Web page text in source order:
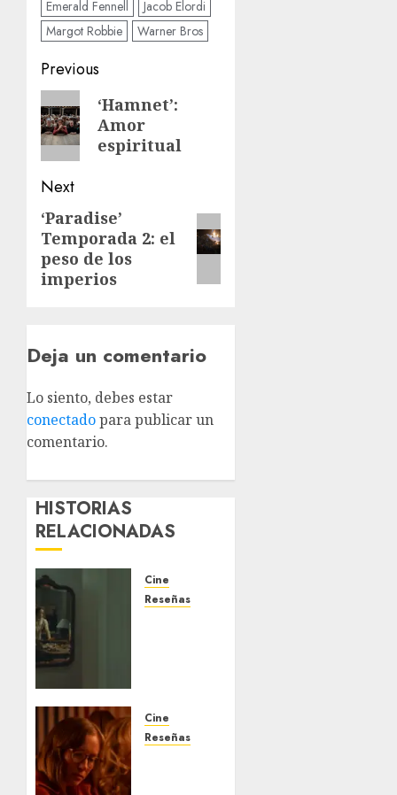
Emerald Fennell
Jacob Elordi
Margot Robbie
Warner Bros
Previous
‘Hamnet’:
Amor
espiritual
Next
‘Paradise’
Temporada 2: el
peso de los
imperios
Deja un comentario
Lo siento, debes estar
conectadopara publicar un
comentario.
HISTORIAS
RELACIONADAS
Cine
Reseñas
estrella
del
Cine
Reseñas